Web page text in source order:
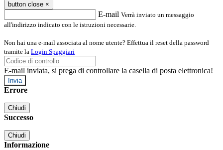
button close ×
E-mail Verrà inviato un messaggio
all'indirizzo indicato con le istruzioni necessarie.
Non hai una e-mail associata al nome utente? Effettua il reset della password
tramite la Login Spaggiari
E-mail inviata, si prega di controllare la casella di posta elettronica!
Errore
Chiudi
Successo
Chiudi
Informazione